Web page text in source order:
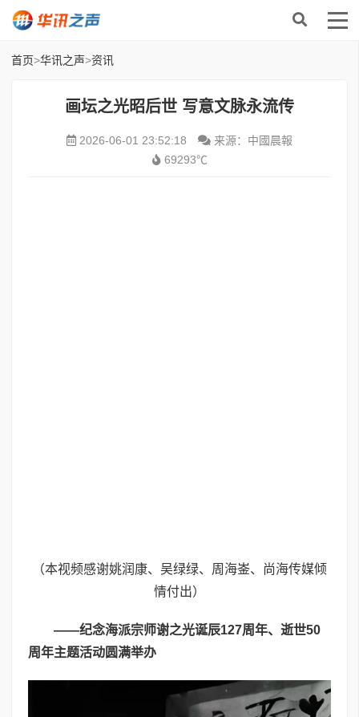
首页>华讯之声>资讯
画坛之光昭后世 写意文脉永流传
2026-06-01 23:52:18
来源：中國晨報
69293℃
（本视频感谢姚润康、吴绿绿、周海崟、尚海传媒倾
情付出）
——纪念海派宗师谢之光诞辰127周年、逝世50
周年主题活动圆满举办